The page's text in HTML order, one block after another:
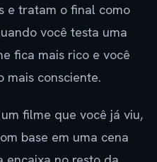
e tratam o final como
você testa uma
fica mais rico e você
mais consciente.
filme que você já viu,
base em uma cena